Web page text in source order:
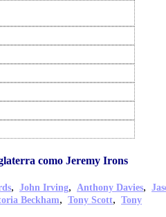
como Jeremy Irons
, John Irving, Anthony Davies,
Beckham, Tony Scott, Tony